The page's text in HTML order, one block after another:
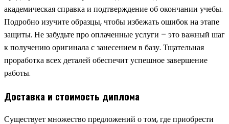
академическая справка и подтверждение об окончании учебы.
Подробно изучите образцы, чтобы избежать ошибок на этапе
защиты. Не забудьте про оплаченные услуги – это важный шаг
к получению оригинала с занесением в базу. Тщательная
проработка всех деталей обеспечит успешное завершение
работы.
Доставка и стоимость диплома
Существует множество предложений о том, где приобрести